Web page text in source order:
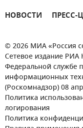
НОВОСТИ ПРЕСС-
© 2026 МИА «Россия
Сетевое издание РИА
Федеральной службе
информационных
(Роскомнадзор) 08
Политика
логирования
Политика